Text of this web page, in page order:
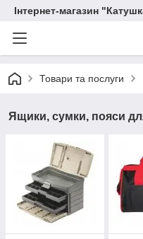
Інтернет-магазин
Товари та послуги
Ящики, сумки, пояси